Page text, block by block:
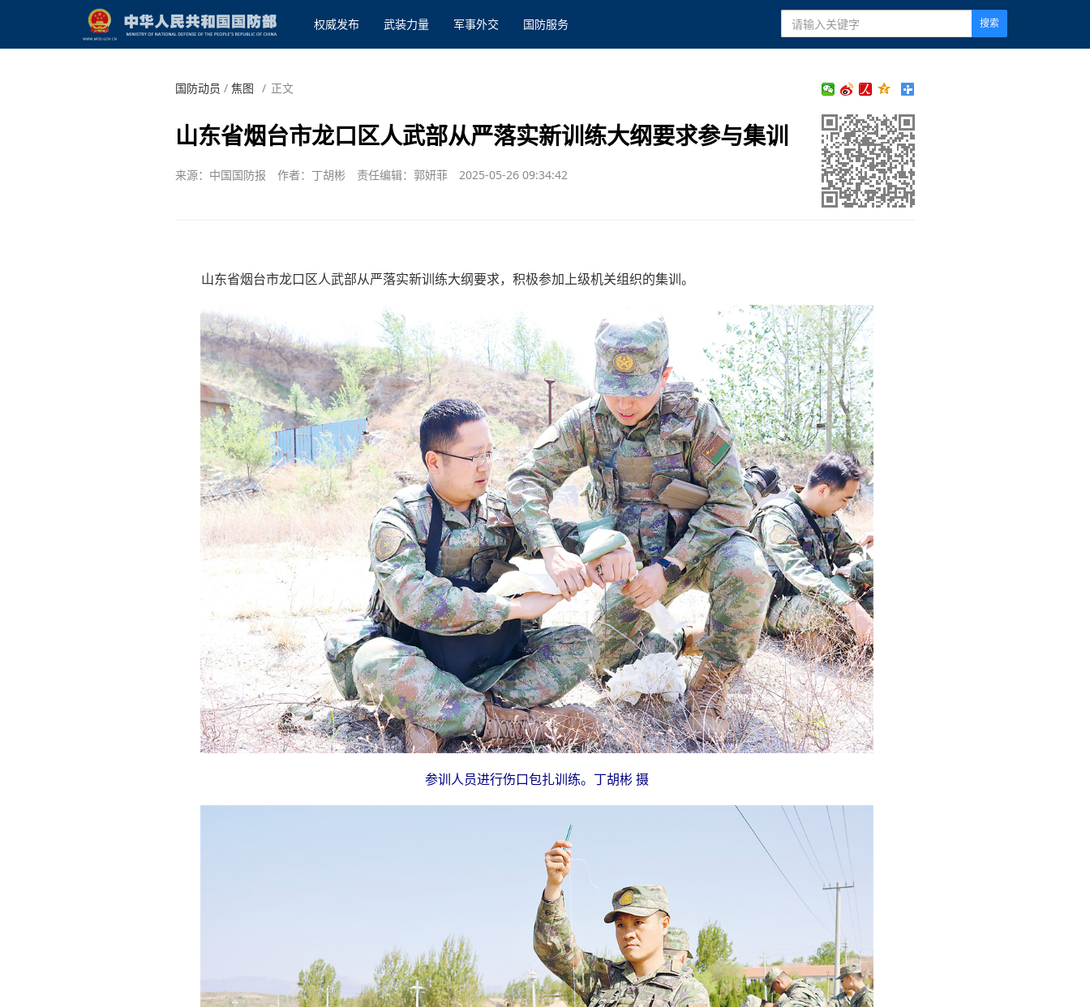
权威发布 武装力量 军事外交 国防服务 搜索
国防动员 / 焦图 / 正文
山东省烟台市龙口区人武部从严落实新训练大纲要求参与集训
来源：中国国防报 作者：丁胡彬 责任编辑：郭妍菲 2025-05-26 09:34:42
山东省烟台市龙口区人武部从严落实新训练大纲要求，积极参加上级机关组织的集训。
参训人员进行伤口包扎训练。丁胡彬 摄